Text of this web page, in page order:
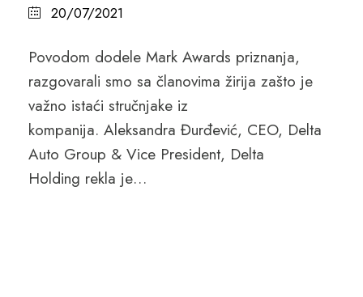
20/07/2021
Povodom dodele Mark Awards priznanja,
razgovarali smo sa članovima žirija zašto je
važno istaći stručnjake iz
kompanija. Aleksandra Đurđević, CEO, Delta
Auto Group & Vice President, Delta
Holding rekla je…